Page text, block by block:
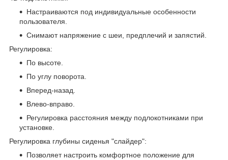
Настраиваются под индивидуальные особенности
пользователя.
Снимают напряжение с шеи, предплечий и запястий.
Регулировка:
По высоте.
По углу поворота.
Вперед-назад.
Влево-вправо.
Регулировка расстояния между подлокотниками при
установке.
Регулировка глубины сиденья "слайдер":
Позволяет настроить комфортное положение для